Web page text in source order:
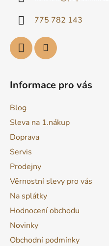
775 782 143
Informace pro vás
Blog
Sleva na 1.nákup
Doprava
Servis
Prodejny
Věrnostní slevy pro vás
Na splátky
Hodnocení obchodu
Novinky
Obchodní podmínky